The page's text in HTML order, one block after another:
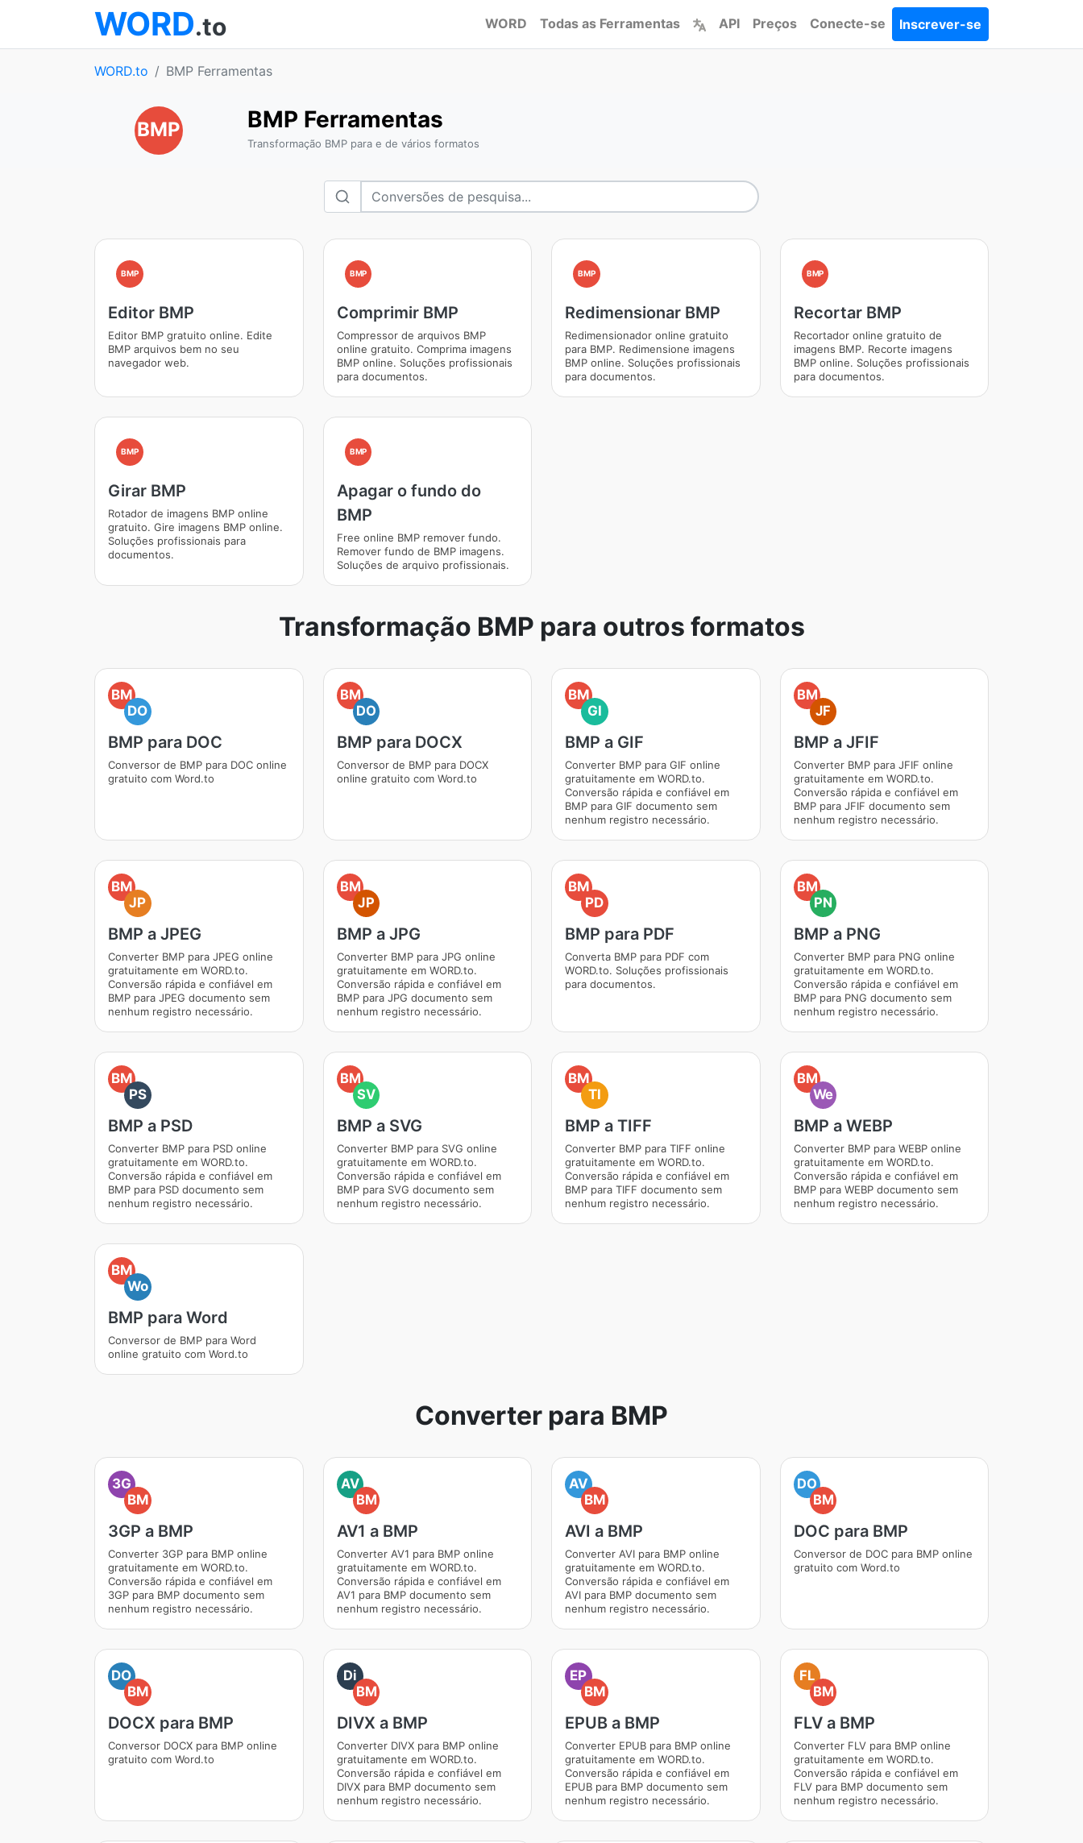
WORD.to WORD Todas as Ferramentas API Preços Conecte-se Inscrever-se
WORD.to BMP Ferramentas
BMP BMP Ferramentas
Transformação BMP para e de vários formatos
BMP
Editor BMP
Editor BMP gratuito online. Edite
BMP arquivos bem no seu
navegador web.
BMP
Comprimir BMP
Compressor de arquivos BMP
online gratuito. Comprima imagens
BMP online. Soluções profissionais
para documentos.
BMP
Redimensionar BMP
Redimensionador online gratuito
para BMP. Redimensione imagens
BMP online. Soluções profissionais
para documentos.
BMP
Recortar BMP
Recortador online gratuito de
imagens BMP. Recorte imagens
BMP online. Soluções profissionais
para documentos.
BMP
Girar BMP
Rotador de imagens BMP online
gratuito. Gire imagens BMP online.
Soluções profissionais para
documentos.
BMP
Apagar o fundo do
BMP
Free online BMP remover fundo.
Remover fundo de BMP imagens.
Soluções de arquivo profissionais.
Transformação BMP para outros formatos
BM
DO
BMP para DOC
Conversor de BMP para DOC online
gratuito com Word.to
BM
DO
BMP para DOCX
Conversor de BMP para DOCX
online gratuito com Word.to
BM
GI
BMP a GIF
Converter BMP para GIF online
gratuitamente em WORD.to.
Conversão rápida e confiável em
BMP para GIF documento sem
nenhum registro necessário.
BM
JF
BMP a JFIF
Converter BMP para JFIF online
gratuitamente em WORD.to.
Conversão rápida e confiável em
BMP para JFIF documento sem
nenhum registro necessário.
BM
JP
BMP a JPEG
Converter BMP para JPEG online
gratuitamente em WORD.to.
Conversão rápida e confiável em
BMP para JPEG documento sem
nenhum registro necessário.
BM
JP
BMP a JPG
Converter BMP para JPG online
gratuitamente em WORD.to.
Conversão rápida e confiável em
BMP para JPG documento sem
nenhum registro necessário.
BM
PD
BMP para PDF
Converta BMP para PDF com
WORD.to. Soluções profissionais
para documentos.
BM
PN
BMP a PNG
Converter BMP para PNG online
gratuitamente em WORD.to.
Conversão rápida e confiável em
BMP para PNG documento sem
nenhum registro necessário.
BM
PS
BMP a PSD
Converter BMP para PSD online
gratuitamente em WORD.to.
Conversão rápida e confiável em
BMP para PSD documento sem
nenhum registro necessário.
BM
SV
BMP a SVG
Converter BMP para SVG online
gratuitamente em WORD.to.
Conversão rápida e confiável em
BMP para SVG documento sem
nenhum registro necessário.
BM
TI
BMP a TIFF
Converter BMP para TIFF online
gratuitamente em WORD.to.
Conversão rápida e confiável em
BMP para TIFF documento sem
nenhum registro necessário.
BM
We
BMP a WEBP
Converter BMP para WEBP online
gratuitamente em WORD.to.
Conversão rápida e confiável em
BMP para WEBP documento sem
nenhum registro necessário.
BM
Wo
BMP para Word
Conversor de BMP para Word
online gratuito com Word.to
Converter para BMP
3G
BM
3GP a BMP
Converter 3GP para BMP online
gratuitamente em WORD.to.
Conversão rápida e confiável em
3GP para BMP documento sem
nenhum registro necessário.
AV
BM
AV1 a BMP
Converter AV1 para BMP online
gratuitamente em WORD.to.
Conversão rápida e confiável em
AV1 para BMP documento sem
nenhum registro necessário.
AV
BM
AVI a BMP
Converter AVI para BMP online
gratuitamente em WORD.to.
Conversão rápida e confiável em
AVI para BMP documento sem
nenhum registro necessário.
DO
BM
DOC para BMP
Conversor de DOC para BMP online
gratuito com Word.to
DO
BM
DOCX para BMP
Conversor DOCX para BMP online
gratuito com Word.to
Di
BM
DIVX a BMP
Converter DIVX para BMP online
gratuitamente em WORD.to.
Conversão rápida e confiável em
DIVX para BMP documento sem
nenhum registro necessário.
EP
BM
EPUB a BMP
Converter EPUB para BMP online
gratuitamente em WORD.to.
Conversão rápida e confiável em
EPUB para BMP documento sem
nenhum registro necessário.
FL
BM
FLV a BMP
Converter FLV para BMP online
gratuitamente em WORD.to.
Conversão rápida e confiável em
FLV para BMP documento sem
nenhum registro necessário.